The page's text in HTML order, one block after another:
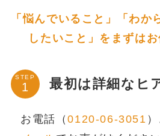
「悩んでいること」「わか
したいこと」をまずはお
STEP 最初は詳細なヒ
お電話（0120-06-3051